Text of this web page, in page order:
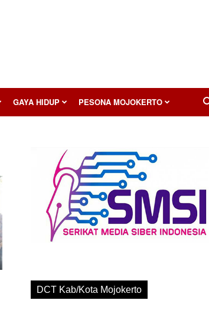
GAYA HIDUP PESONA MOJOKERTO
DCT Kab/Kota Mojokerto